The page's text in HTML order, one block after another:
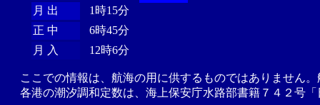
月 出
1時15分
正 中
6時45分
月 入
12時6分
ここでの情報は、航海の用に供するものではありません
各港の潮汐調和定数は、海上保安庁水路部書籍７４２号